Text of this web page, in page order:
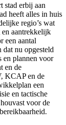
stad erbij aan
heeft alles in huis
regio’s wat
aantrekkelijk
een aantal
nu opgesteld
en plannen voor
en de
KCAP en de
een
en tactische
voor de